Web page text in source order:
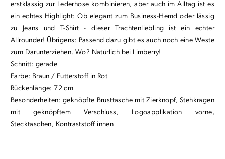
erstklassig zur Lederhose kombinieren, aber auch im Alltag ist es
ein echtes Highlight: Ob elegant zum Business-Hemd oder lässig
zu Jeans und T-Shirt - dieser Trachtenliebling ist ein echter
Allrounder! Übrigens: Passend dazu gibt es auch noch eine Weste
zum Darunterziehen. Wo? Natürlich bei Limberry!
Schnitt: gerade
Farbe: Braun / Futterstoff in Rot
Rückenlänge: 72 cm
Besonderheiten: geknöpfte Brusttasche mit Zierknopf, Stehkragen
mit geknöpftem Verschluss, Logoapplikation vorne,
Stecktaschen, Kontraststoff innen